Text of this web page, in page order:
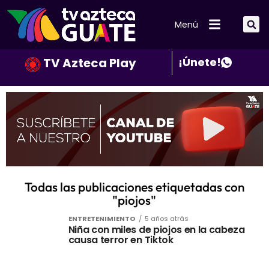
Menú
TV Azteca Play ¡Únete!
Todas las publicaciones etiquetadas con
"piojos"
ENTRETENIMIENTO 5 años atrás
Niña con miles de piojos en la cabeza
causa terror en Tiktok